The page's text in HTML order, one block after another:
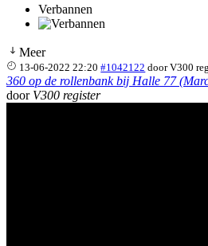
Verbannen
Meer
13-06-2022 22:20 #1042122 doorV300
360 op de rollenbank bij Halle 77
door V300 register